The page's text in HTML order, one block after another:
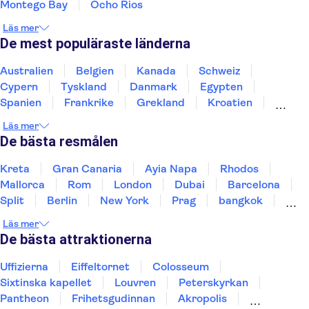
Luxury Bahia Principe Runaway
Club Ambiance
Coco La Palm Seaside Resort
RIU Ocho Rios
Jewel Runaway Bay Beach &
Golf Resort
Melia Braco Village
Caribbean (All inclusive)
Sandals Negril Beach Resort &
Spa All Inclusive
Royal Decameron Fun
Montego Bay Ocho Rios
Läs mer
De mest populäraste länderna
Australien Belgien Kanada
Schweiz
Cypern
Tyskland Danmark
Egypten
Spanien
Frankrike Grekland
Kroatien
Sverige
Thailand
Läs mer
De bästa resmålen
Kreta Gran Canaria Ayia Napa
Rhodos
Mallorca
Rom London Dubai
Barcelona
Split
Berlin New York Prag
bangkok
Uppsala
Helsingborg
Läs mer
De bästa attraktionerna
Uffizierna Eiffeltornet
Colosseum
Sixtinska kapellet
Louvren
Peterskyrkan
Pantheon
Frihetsgudinnan
Akropolis